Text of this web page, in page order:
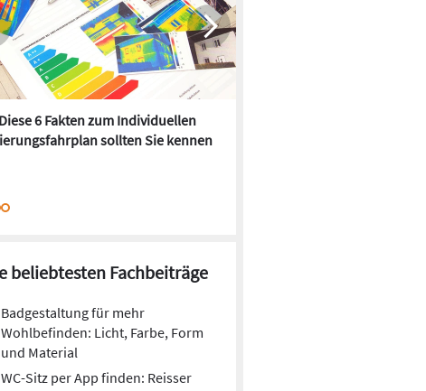
Diese 6 Fakten zum Individuellen
sollten Sie kennen
beliebtesten Fachbeiträge
Badgestaltung für mehr
Wohlbefinden: Licht, Farbe, Form
und Material
WC-Sitz per App finden: Reisser